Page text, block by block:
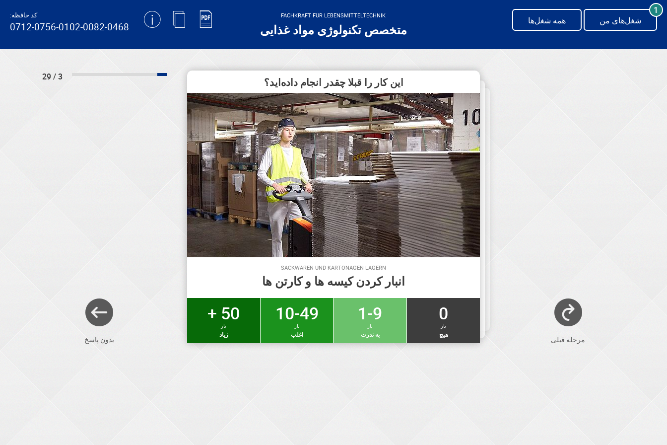
generating new hash
کد حافظه:
0712-0756-0102-0082-0468
FACHKRAFT FÜR LEBENSMITTELTECHNIK
متخصص تکنولوژی مواد غذایی
همه شغل‌ها شغل‌های من
1
مرحله قبلی
این کار را قبلا چقدر انجام داده‌اید؟
SACKWAREN UND KARTONAGEN LAGERN
انبار کردن کیسه ها و کارتن ها
0
بار
هیچ
1-9
بار
به ندرت
10-49
بار
اغلب
50 +
بار
زیاد
3 / 29
بدون پاسخ